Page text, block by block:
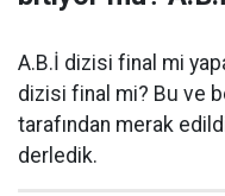
A.B.İ dizisi final mi
dizisi final mi? Bu ve
tarafından merak
derledik.